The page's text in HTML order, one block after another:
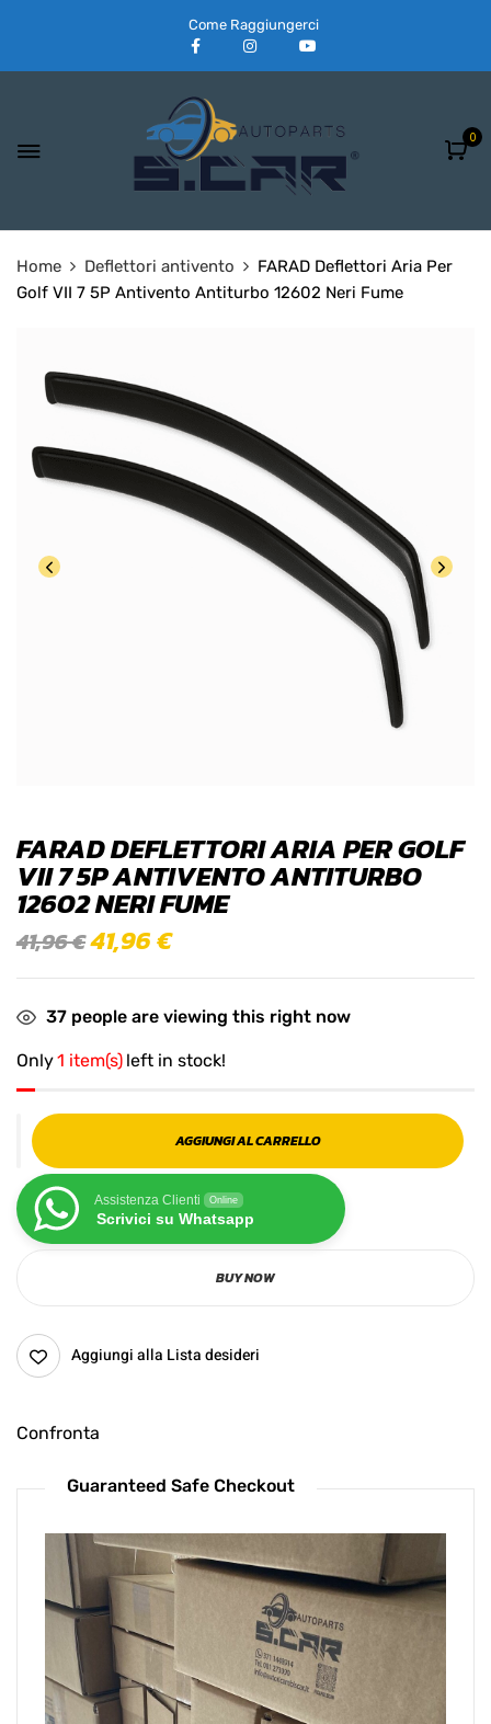
Come Raggiungerci
0
Home Deflettori antivento
FARAD Deflettori Aria Per
Golf VII 7 5P Antivento Antiturbo 12602 Neri Fume
FARAD DEFLETTORI ARIA PER GOLF
VII 7 5P ANTIVENTO ANTITURBO
12602 NERI FUME
41,96€41,96€
37 people are viewing this right now
Only1 item(s) left in stock!
AGGIUNGI AL CARRELLO
Assistenza Clienti Online
Scrivici su Whatsapp
BUY NOW
Aggiungi alla Lista desideri
Confronta
Guaranteed Safe Checkout